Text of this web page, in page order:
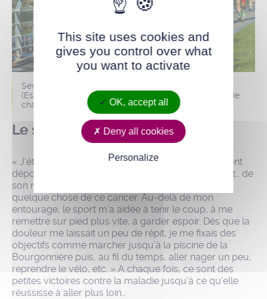
Séverine, lors des championnats du monde à Avilés
(Espagne) en 2021 où elle décroche son premier titre de
championne du monde dans sa catégorie d'âge. (c)DR
Le sport pour tenir
« J’étais amorphe, poursuit-elle mais pas totalement
dépossédée de ses capacités physiques et surtout… de
son mental de championne. Il fallait que je fasse
quelque chose de ce cancer. Au-delà de mon
entourage, le sport m’a aidée à tenir le coup, à me
remettre sur pied plus vite, à garder espoir. Dès que la
douleur me laissait un peu de répit, je me fixais des
objectifs comme marcher jusqu’à la piscine de la
Bourgonnière puis, au fil du temps, aller nager un peu,
reprendre le vélo, etc. » A chaque fois, ce sont des
petites victoires contre la maladie jusqu’à ce qu’elle
réussisse à aller plus loin…
This site uses cookies and
gives you control over what
you want to activate
OK, accept all
Deny all cookies
Personalize